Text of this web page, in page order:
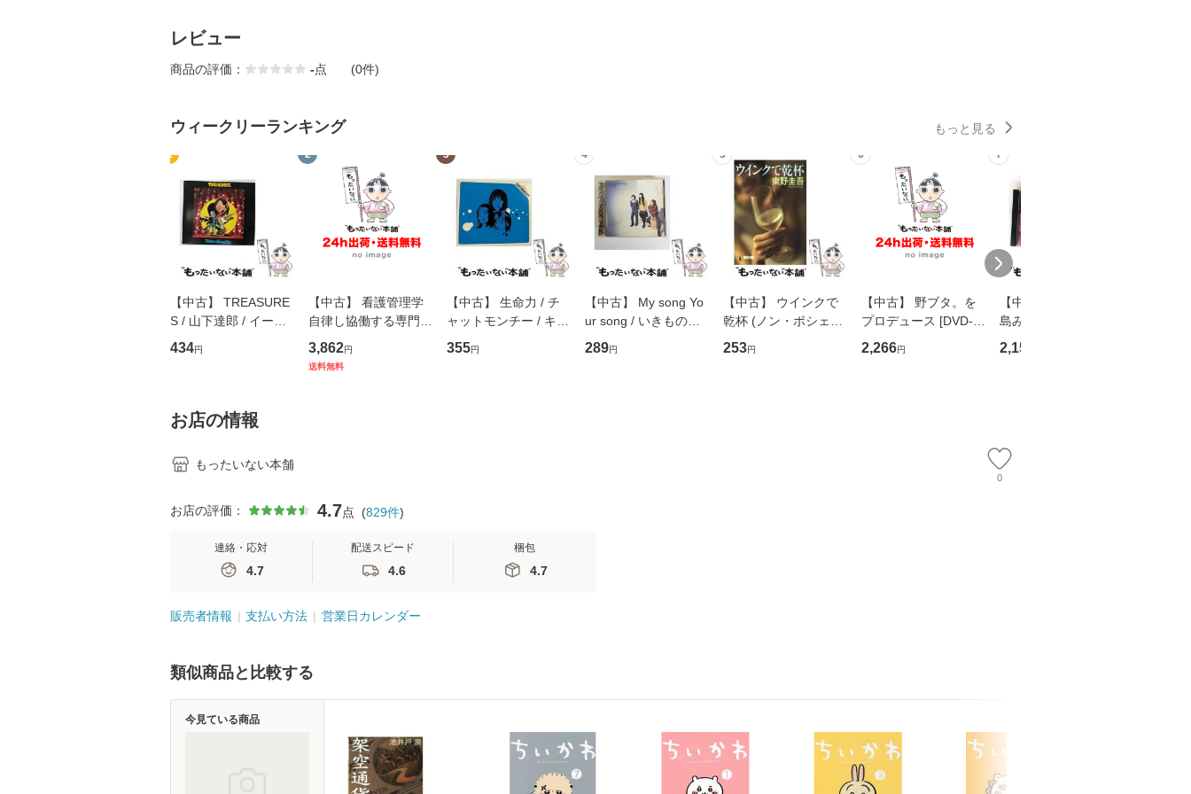
レビュー
商品の評価： -点 (0件)
ウィークリーランキング もっと見る
1
【中古】 TREASURE
S / 山下達郎 / イース
トウエスト・ジャパン
[CD]【メール便送料無
434円
2
【中古】 看護管理学
自律し協働する専門職
の看護マネジメントス
キル 改訂第3版 (看護
3,862円
送料無料
3
【中古】 生命力 / チ
ャットモンチー / キュ
ーンレコード [CD]
【メール便送料無料】
355円
4
【中古】 My song Yo
ur song / いきものが
かり / [CD]【メール便
送料無料】
289円
5
【中古】 ウインクで
乾杯 (ノン・ポシェッ
ト) / 東野圭吾 / 祥伝
社 [文庫]【メール便送
253円
6
【中古】 野ブタ。を
プロデュース [DVD-B
OX] / バップ [DVD]
【メール便送料無料】
2,266円
7
【中古】 寒水魚 / 中
島みゆき / [CD]【メー
ル便送料無料】
2,150
お店の情報
もったいない本舗
0
お店の評価： 4.7点 (829件)
連絡・応対
4.7
配送スピード
4.6
梱包
4.7
販売者情報 支払い方法 営業日カレンダー
類似商品と比較する
今見ている商品